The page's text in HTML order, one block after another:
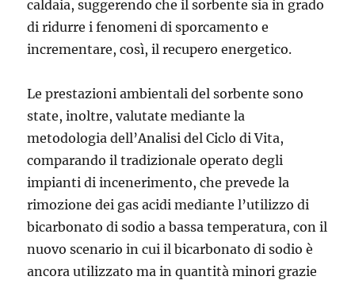
caldaia, suggerendo che il sorbente sia in grado
di ridurre i fenomeni di sporcamento e
incrementare, così, il recupero energetico.
Le prestazioni ambientali del sorbente sono
state, inoltre, valutate mediante la
metodologia dell’Analisi del Ciclo di Vita,
comparando il tradizionale operato degli
impianti di incenerimento, che prevede la
rimozione dei gas acidi mediante l’utilizzo di
bicarbonato di sodio a bassa temperatura, con il
nuovo scenario in cui il bicarbonato di sodio è
ancora utilizzato ma in quantità minori grazie